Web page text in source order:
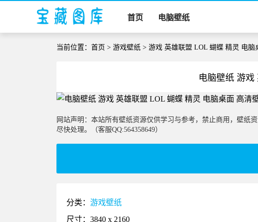
首页 电脑壁纸
当前位置：首页 >游戏壁纸 > 游戏 英雄联盟 LOL 蝴蝶 精灵 电脑
电脑壁纸 游
网站声明：本站所有壁纸资源仅供学习与参考，禁止商用，壁纸
尽快处理。（客服QQ:564358649）
分类：游戏壁纸
尺寸：3840 x 2160